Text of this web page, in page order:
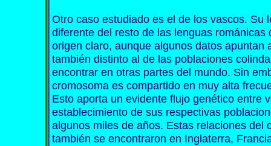
Otro caso estudiado es el de los vascos. Su
diferente del resto de las lenguas románicas
origen claro, aunque algunos datos apuntan
también distinto al de las poblaciones
encontrar en otras partes del mundo. Sin
cromosoma es compartido en muy alta
Esto aporta un evidente flujo genético entre
establecimiento de sus respectivas
algunos miles de años. Estas relaciones del
también se encontraron en Inglaterra,